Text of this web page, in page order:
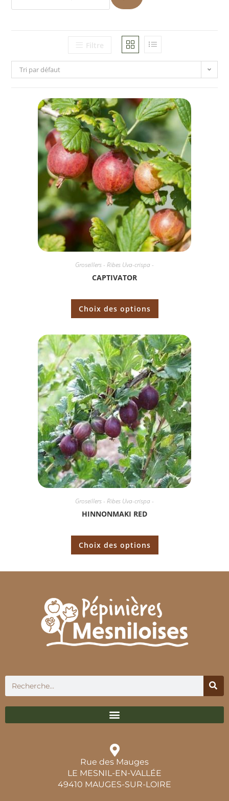
Filtre
Tri par défaut
Groseillers - Ribes Uva-crispa -
CAPTIVATOR
Choix des options
Groseillers - Ribes Uva-crispa -
HINNONMAKI RED
Choix des options
Rue des Mauges
LE MESNIL-EN-VALLÉE
49410 MAUGES-SUR-LOIRE